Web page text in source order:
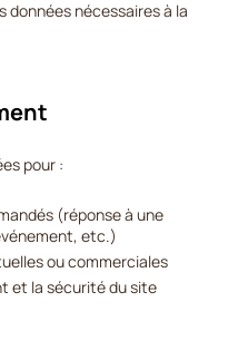
données nécessaires à la
pour :
(réponse à une
etc.)
ou commerciales
et la sécurité du site